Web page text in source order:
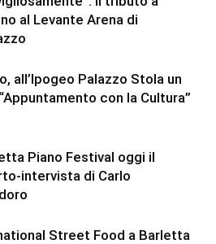
al Levante Arena di
all’Ipogeo Palazzo Stola un
con la Cultura”
Piano Festival oggi il
intervista di Carlo
Street Food a Barletta